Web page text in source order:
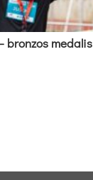
bron­zos me­da­lis